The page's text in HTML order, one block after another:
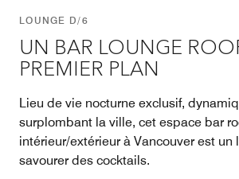
LOUNGE D/6
UN BAR LOUNGE
PREMIER PLAN
Lieu de vie nocturne exclusif,
surplombant la ville, cet espace bar
intérieur/extérieur à Vancouver est un
savourer des cocktails.